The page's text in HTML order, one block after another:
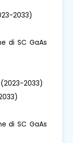
2033)
di SC GaAs
(2023-2033)
di SC GaAs